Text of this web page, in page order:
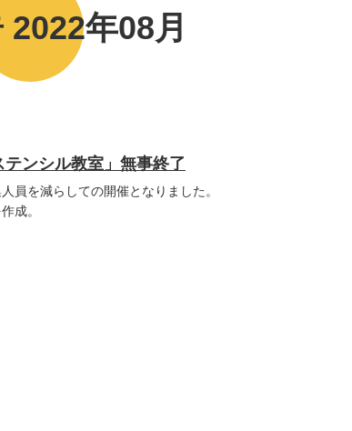
年08月
ンシル教室」無事終了
員を減らしての開催となりました。
成。